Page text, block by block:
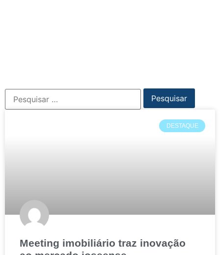
DESTAQUE
Meeting imobiliário traz inovação